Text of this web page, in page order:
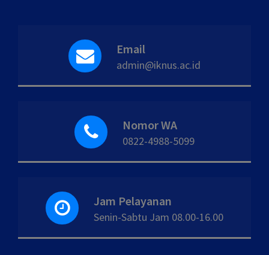
Email
admin@iknus.ac.id
Nomor WA
0822-4988-5099
Jam Pelayanan
Senin-Sabtu Jam 08.00-16.00